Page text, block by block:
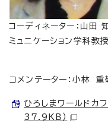
コーディネーター：山
ミュニケーション学科教授
コメンテーター：小林
ひろしまワールドカ
37.9KB）